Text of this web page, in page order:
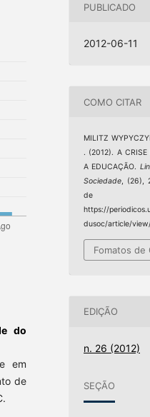
do
em
de
PUBLICADO
2012-06-11
COMO CITAR
MILITZ
. (2012). A CRISE
A EDUCAÇÃO.
Sociedade, (26),
de
https://
dusoc/article/
Fomatos de
EDIÇÃO
n. 26 (2012)
SEÇÃO